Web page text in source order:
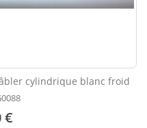
cylindrique blanc froid
€